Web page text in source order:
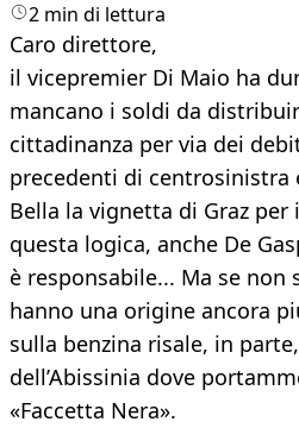
2 min di lettura
Caro direttore,
il vicepremier Di Maio ha
mancano i soldi da
cittadinanza per via dei
precedenti di centrosinistra
Bella la vignetta di Graz
questa logica, anche De
è responsabile... Ma se
hanno una origine ancora
sulla benzina risale, in
dell’Abissinia dove
«Faccetta Nera».